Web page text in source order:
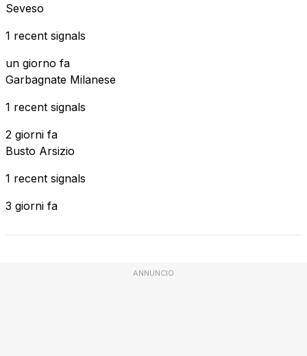
Seveso
1 recent signals
un giorno fa
Garbagnate Milanese
1 recent signals
2 giorni fa
Busto Arsizio
1 recent signals
3 giorni fa
ANNUNCIO